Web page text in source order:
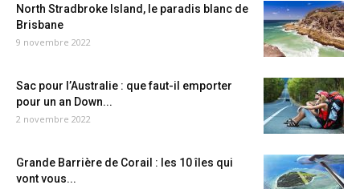
North Stradbroke Island, le paradis blanc de
Brisbane
9 novembre 2022
Sac pour l’Australie : que faut-il emporter
pour un an Down...
2 novembre 2022
Grande Barrière de Corail : les 10 îles qui
vont vous...